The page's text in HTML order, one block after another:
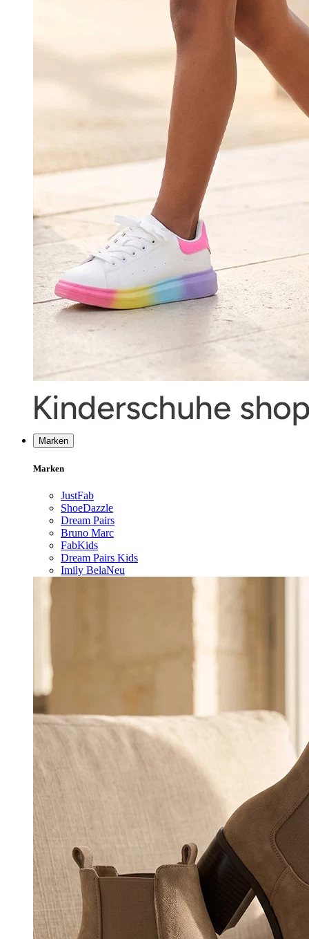
Marken
Marken
JustFab
ShoeDazzle
Dream Pairs
Bruno Marc
FabKids
Dream Pairs Kids
Imily BelaNeu